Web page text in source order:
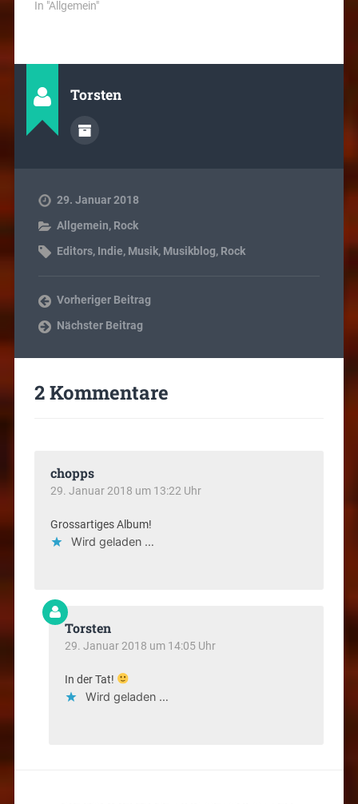
In "Allgemein"
Torsten
29. Januar 2018
Allgemein, Rock
Editors, Indie, Musik, Musikblog, Rock
Vorheriger Beitrag
Nächster Beitrag
2 Kommentare
chopps
29. Januar 2018 um 13:22 Uhr
Grossartiges Album!
Wird geladen …
Torsten
29. Januar 2018 um 14:05 Uhr
In der Tat!
Wird geladen …